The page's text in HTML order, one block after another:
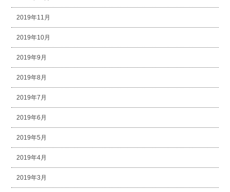
2019年11月
2019年10月
2019年9月
2019年8月
2019年7月
2019年6月
2019年5月
2019年4月
2019年3月